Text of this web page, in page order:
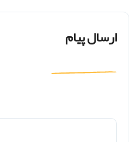
ارسال پیام